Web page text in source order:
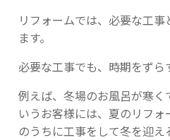
リフォームでは、必要な工
ます。
必要な工事でも、時期をずら
例えば、冬場のお風呂が寒く
いうお客様には、夏のリフ
のうちに工事をして冬を迎